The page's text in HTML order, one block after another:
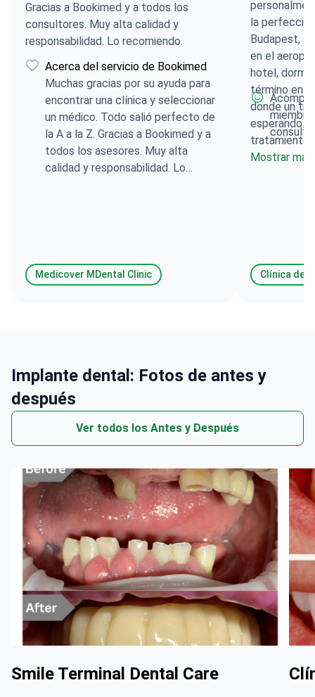
Gracias a Bookimed y a todos los
consultores. Muy alta calidad y
responsabilidad. Lo recomiendo.
Acerca del servicio de Bookimed
Muchas gracias por su ayuda para
encontrar una clínica y seleccionar
un médico. Todo salió perfecto de
la A a la Z. Gracias a Bookimed y a
todos los asesores. Muy alta
calidad y responsabilidad. Lo
Medicover MDental Clinic
la
Budapest,
en el
hotel,
término en
donde un
esperando.
tratamiento
que se
Mostrar más
Implante dental: Fotos de antes y
después
Ver todos los Antes y Después
Smile Terminal Dental Care